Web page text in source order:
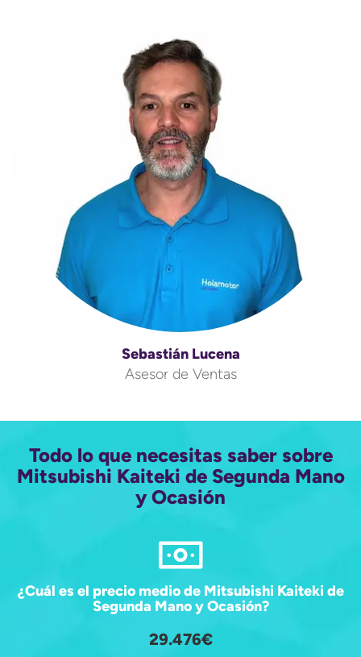
Sebastián Lucena
Asesor de Ventas
Todo lo que necesitas saber sobre
Mitsubishi Kaiteki de Segunda Mano
y Ocasión
¿Cuál es el precio medio de Mitsubishi Kaiteki de
Segunda Mano y Ocasión?
29.476€